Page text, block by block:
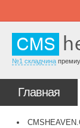
№1 складчина
Главная